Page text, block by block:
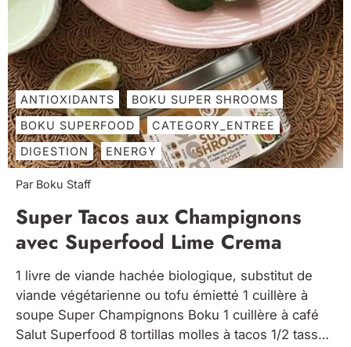
ANTIOXIDANTS
BOKU SUPER SHROOMS
BOKU SUPERFOOD
CATEGORY_ENTREE
DIGESTION
ENERGY
Par Boku Staff
Super Tacos aux Champignons
avec Superfood Lime Crema
1 livre de viande hachée biologique, substitut de
viande végétarienne ou tofu émietté 1 cuillère à
soupe Super Champignons Boku 1 cuillère à café
Salut Superfood 8 tortillas molles à tacos 1/2 tasse